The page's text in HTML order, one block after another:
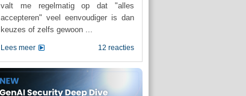
valt me regelmatig op dat "alles
accepteren" veel eenvoudiger is dan
keuzes of zelfs gewoon ...
12 reacties
Lees meer